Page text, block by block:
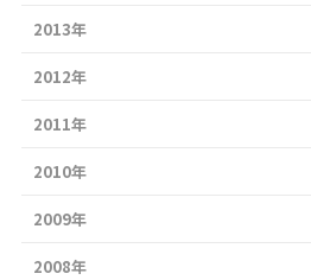
2013年
2012年
2011年
2010年
2009年
2008年